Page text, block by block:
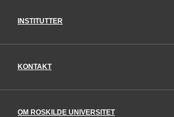
INSTITUTTER
KONTAKT
OM ROSKILDE UNIVERSITET